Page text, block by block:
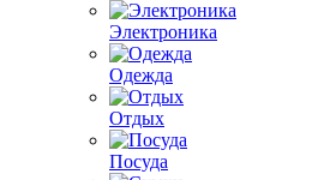
Электроника
Одежда
Отдых
Посуда